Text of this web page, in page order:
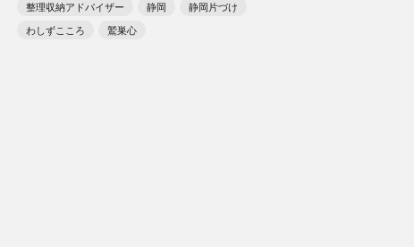
整理収納アドバイザー 静岡
静岡片づけ
わしずこころ
鷲巣心